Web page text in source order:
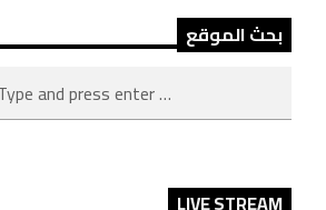
بحث الموقع